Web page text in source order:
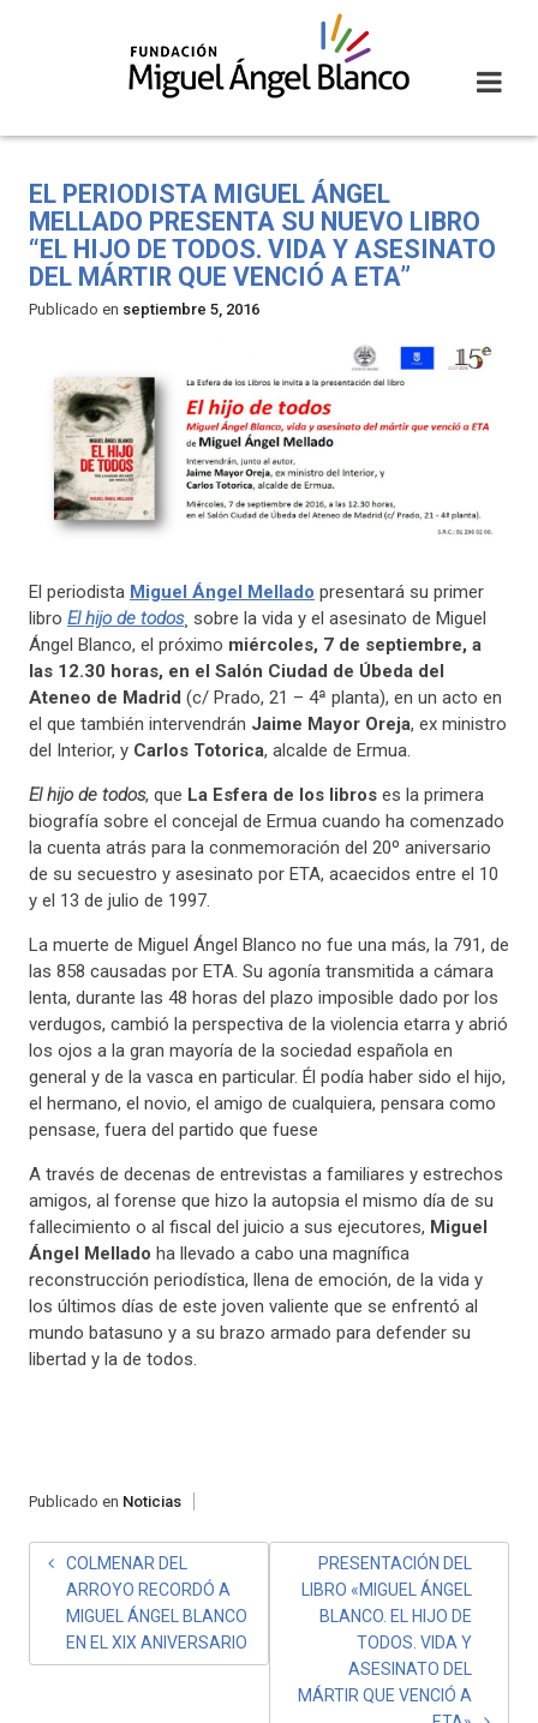
EL PERIODISTA MIGUEL ÁNGEL
MELLADO PRESENTA SU NUEVO LIBRO
“EL HIJO DE TODOS. VIDA Y ASESINATO
DEL MÁRTIR QUE VENCIÓ A ETA”
Publicado en septiembre 5, 2016
El periodista Miguel Ángel Mellado presentará su primer
libro El hijo de todos¸ sobre la vida y el asesinato de Miguel
Ángel Blanco, el próximo miércoles, 7 de septiembre, a
las 12.30 horas, en el Salón Ciudad de Úbeda del
Ateneo de Madrid (c/ Prado, 21 – 4ª planta), en un acto en
el que también intervendrán Jaime Mayor Oreja, ex ministro
del Interior, y Carlos Totorica, alcalde de Ermua.
El hijo de todos, que La Esfera de los libros es la primera
biografía sobre el concejal de Ermua cuando ha comenzado
la cuenta atrás para la conmemoración del 20º aniversario
de su secuestro y asesinato por ETA, acaecidos entre el 10
y el 13 de julio de 1997.
La muerte de Miguel Ángel Blanco no fue una más, la 791, de
las 858 causadas por ETA. Su agonía transmitida a cámara
lenta, durante las 48 horas del plazo imposible dado por los
verdugos, cambió la perspectiva de la violencia etarra y abrió
los ojos a la gran mayoría de la sociedad española en
general y de la vasca en particular. Él podía haber sido el hijo,
el hermano, el novio, el amigo de cualquiera, pensara como
pensase, fuera del partido que fuese
A través de decenas de entrevistas a familiares y estrechos
amigos, al forense que hizo la autopsia el mismo día de su
fallecimiento o al fiscal del juicio a sus ejecutores, Miguel
Ángel Mellado ha llevado a cabo una magnífica
reconstrucción periodística, llena de emoción, de la vida y
los últimos días de este joven valiente que se enfrentó al
mundo batasuno y a su brazo armado para defender su
libertad y la de todos.
Publicado en Noticias
NAVEGACIÓN
ENTRADAS
COLMENAR DEL
ARROYO RECORDÓ A
MIGUEL ÁNGEL BLANCO
EN EL XIX ANIVERSARIO
PRESENTACIÓN DEL
LIBRO «MIGUEL ÁNGEL
BLANCO. EL HIJO DE
TODOS. VIDA Y
ASESINATO DEL
MÁRTIR QUE VENCIÓ A